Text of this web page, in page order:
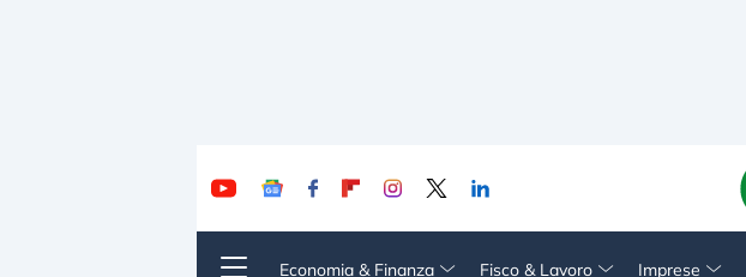
Economia & Finanza Fisco & Lavoro Imprese